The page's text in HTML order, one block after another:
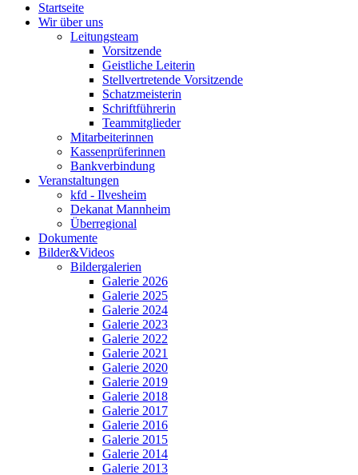
Startseite
Wir über uns
Leitungsteam
Vorsitzende
Geistliche Leiterin
Stellvertretende Vorsitzende
Schatzmeisterin
Schriftführerin
Teammitglieder
Mitarbeiterinnen
Kassenprüferinnen
Bankverbindung
Veranstaltungen
kfd - Ilvesheim
Dekanat Mannheim
Überregional
Dokumente
Bilder&Videos
Bildergalerien
Galerie 2026
Galerie 2025
Galerie 2024
Galerie 2023
Galerie 2022
Galerie 2021
Galerie 2020
Galerie 2019
Galerie 2018
Galerie 2017
Galerie 2016
Galerie 2015
Galerie 2014
Galerie 2013